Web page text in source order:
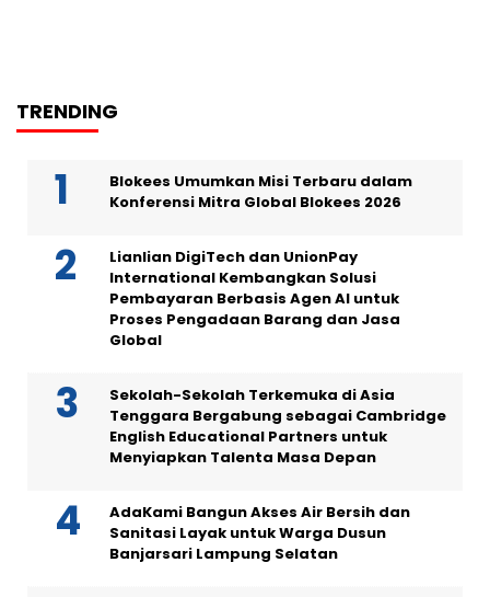
TRENDING
Blokees Umumkan Misi Terbaru dalam
Konferensi Mitra Global Blokees 2026
Lianlian DigiTech dan UnionPay
International Kembangkan Solusi
Pembayaran Berbasis Agen AI untuk
Proses Pengadaan Barang dan Jasa
Global
Sekolah-Sekolah Terkemuka di Asia
Tenggara Bergabung sebagai Cambridge
English Educational Partners untuk
Menyiapkan Talenta Masa Depan
AdaKami Bangun Akses Air Bersih dan
Sanitasi Layak untuk Warga Dusun
Banjarsari Lampung Selatan